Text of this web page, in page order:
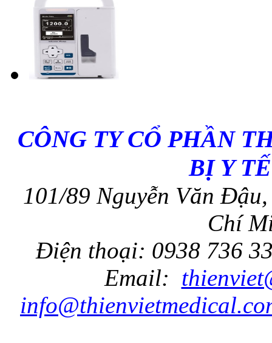
CÔNG TY CỔ PHẦN
BỊ Y
101/89 Nguyễn Văn
Chí
Điện thoại: 0938 736
Email: